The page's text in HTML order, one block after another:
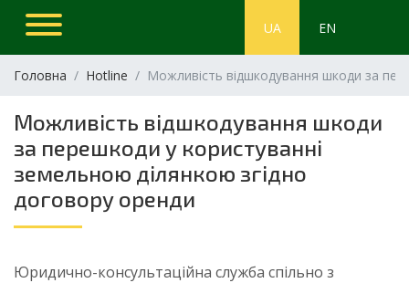
UA EN
Головна Hotline Можливість відшкодування шкоди за
Можливість відшкодування шкоди
за перешкоди у користуванні
земельною ділянкою згідно
договору оренди
Юридично-консультаційна служба спільно з